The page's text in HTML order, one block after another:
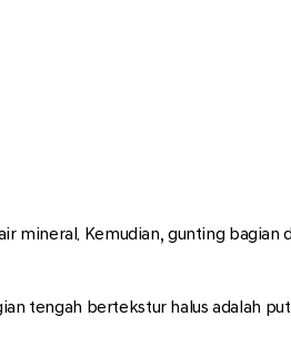
mineral. Kemudian, gunting bagian
tengah bertekstur halus adalah